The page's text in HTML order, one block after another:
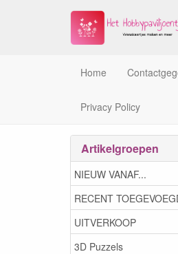
Home
Privacy Policy
Artikelgroepen
NIEUW VANAF...
RECENT
UITVERKOOP
3D Puzzels